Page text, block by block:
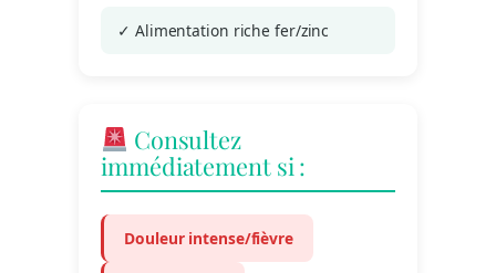
✓ Alimentation riche fer/zinc
Consultez
immédiatement si :
Douleur intense/fièvre